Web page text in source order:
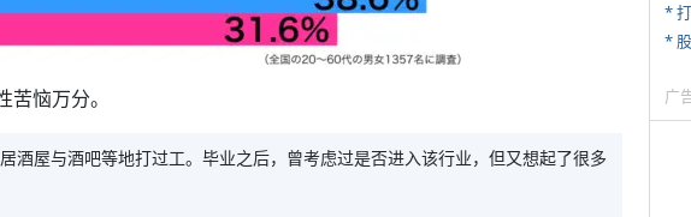
恼万分。
酒屋与酒吧等地打过工。毕业之后，曾考虑过是否进入该行业，但又想起了很多
*
*
广